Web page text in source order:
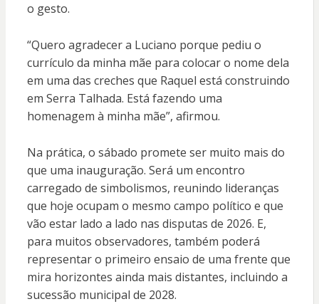
o gesto.
“Quero agradecer a Luciano porque pediu o
currículo da minha mãe para colocar o nome dela
em uma das creches que Raquel está construindo
em Serra Talhada. Está fazendo uma
homenagem à minha mãe”, afirmou.
Na prática, o sábado promete ser muito mais do
que uma inauguração. Será um encontro
carregado de simbolismos, reunindo lideranças
que hoje ocupam o mesmo campo político e que
vão estar lado a lado nas disputas de 2026. E,
para muitos observadores, também poderá
representar o primeiro ensaio de uma frente que
mira horizontes ainda mais distantes, incluindo a
sucessão municipal de 2028.